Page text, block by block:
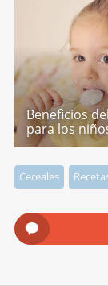
Beneficios
para los
Cereales